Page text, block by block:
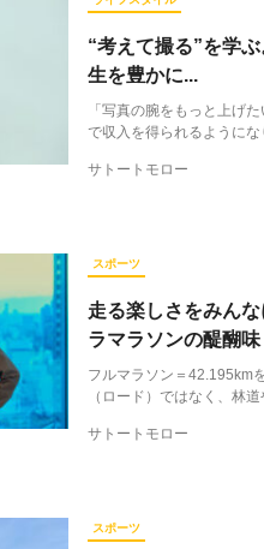
“考えて撮る”を学
生を豊かに...
「写真の腕をもっと上げ
で収入を得られるように
サトートモロー
スポーツ
走る楽しさをみん
ラマラソンの醍醐味
フルマラソン＝42.195km
（ロード）ではなく、林
サトートモロー
スポーツ